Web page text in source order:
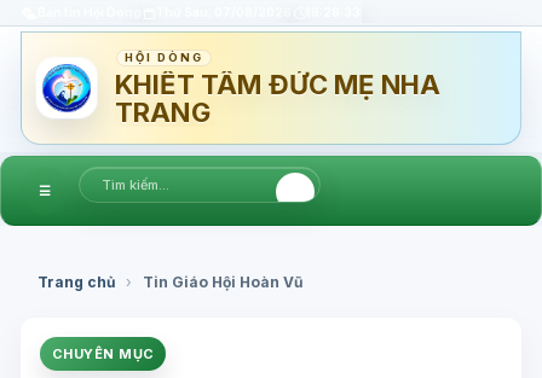
HỘI DÒNG
KHIẾT TÂM ĐỨC MẸ NHA
TRANG
☰
Trang chủ › Tin Giáo Hội Hoàn Vũ
CHUYÊN MỤC